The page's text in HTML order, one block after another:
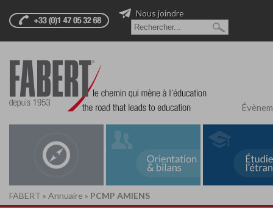
Nous joindre
FABERT » Annuaire » PCMP AMIENS